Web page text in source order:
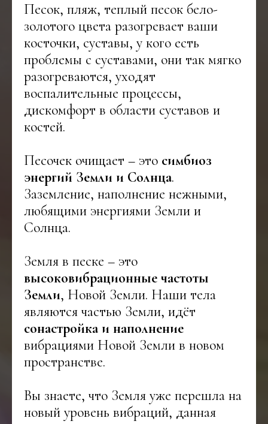
Песок, пляж, теплый песок бело-
золотого цвета разогревает ваши
косточки, суставы, у кого есть
проблемы с суставами, они так мягко
разогреваются, уходят
воспалительные процессы,
дискомфорт в области суставов и
костей.
Песочек очищает – это симбиоз
энергий Земли и Солнца.
Заземление, наполнение нежными,
любящими энергиями Земли и
Солнца.
Земля в песке – это
высоковибрационные частоты
Земли, Новой Земли. Наши тела
являются частью Земли, идёт
сонастройка и наполнение
вибрациями Новой Земли в новом
пространстве.
Вы знаете, что Земля уже перешла на
новый уровень вибраций, данная